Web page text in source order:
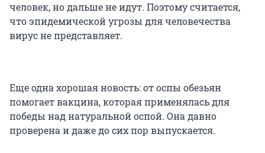
человек, но дальше не идут. Поэтому считается,
что эпидемической угрозы для человечества
вирус не представляет.
Еще одна хорошая новость: от оспы обезьян
помогает вакцина, которая применялась для
победы над натуральной оспой. Она давно
проверена и даже до сих пор выпускается.